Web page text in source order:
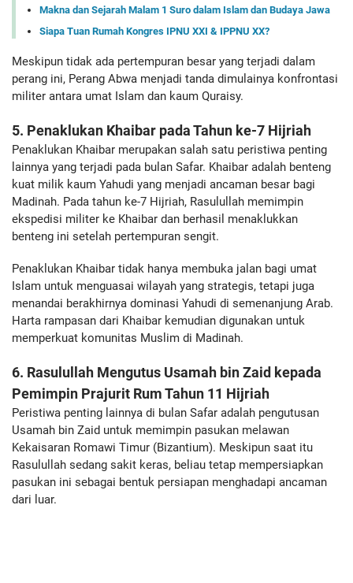
Makna dan Sejarah Malam 1 Suro dalam Islam dan Budaya Jawa
Siapa Tuan Rumah Kongres IPNU XXI & IPPNU XX?
Meskipun tidak ada pertempuran besar yang terjadi dalam
perang ini, Perang Abwa menjadi tanda dimulainya konfrontasi
militer antara umat Islam dan kaum Quraisy.
5. Penaklukan Khaibar pada Tahun ke-7 Hijriah
Penaklukan Khaibar merupakan salah satu peristiwa penting
lainnya yang terjadi pada bulan Safar. Khaibar adalah benteng
kuat milik kaum Yahudi yang menjadi ancaman besar bagi
Madinah. Pada tahun ke-7 Hijriah, Rasulullah memimpin
ekspedisi militer ke Khaibar dan berhasil menaklukkan
benteng ini setelah pertempuran sengit.
Penaklukan Khaibar tidak hanya membuka jalan bagi umat
Islam untuk menguasai wilayah yang strategis, tetapi juga
menandai berakhirnya dominasi Yahudi di semenanjung Arab.
Harta rampasan dari Khaibar kemudian digunakan untuk
memperkuat komunitas Muslim di Madinah.
6. Rasulullah Mengutus Usamah bin Zaid kepada
Pemimpin Prajurit Rum Tahun 11 Hijriah
Peristiwa penting lainnya di bulan Safar adalah pengutusan
Usamah bin Zaid untuk memimpin pasukan melawan
Kekaisaran Romawi Timur (Bizantium). Meskipun saat itu
Rasulullah sedang sakit keras, beliau tetap mempersiapkan
pasukan ini sebagai bentuk persiapan menghadapi ancaman
dari luar.